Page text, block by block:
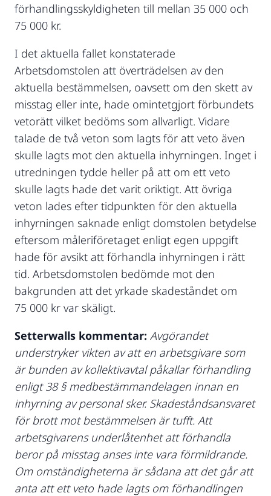
förhandlingsskyldigheten till mellan 35 000 och
75 000 kr.
I det aktuella fallet konstaterade
Arbetsdomstolen att överträdelsen av den
aktuella bestämmelsen, oavsett om den skett av
misstag eller inte, hade omintetgjort förbundets
vetorätt vilket bedöms som allvarligt. Vidare
talade de två veton som lagts för att veto även
skulle lagts mot den aktuella inhyrningen. Inget i
utredningen tydde heller på att om ett veto
skulle lagts hade det varit oriktigt. Att övriga
veton lades efter tidpunkten för den aktuella
inhyrningen saknade enligt domstolen betydelse
eftersom måleriföretaget enligt egen uppgift
hade för avsikt att förhandla inhyrningen i rätt
tid. Arbetsdomstolen bedömde mot den
bakgrunden att det yrkade skadeståndet om
75 000 kr var skäligt.
Setterwalls kommentar: Avgörandet
understryker vikten av att en arbetsgivare som
är bunden av kollektivavtal påkallar förhandling
enligt 38 § medbestämmandelagen innan en
inhyrning av personal sker. Skadeståndsansvaret
för brott mot bestämmelsen är tufft. Att
arbetsgivarens underlåtenhet att förhandla
beror på misstag anses inte vara förmildrande.
Om omständigheterna är sådana att det går att
anta att ett veto hade lagts om förhandlingen